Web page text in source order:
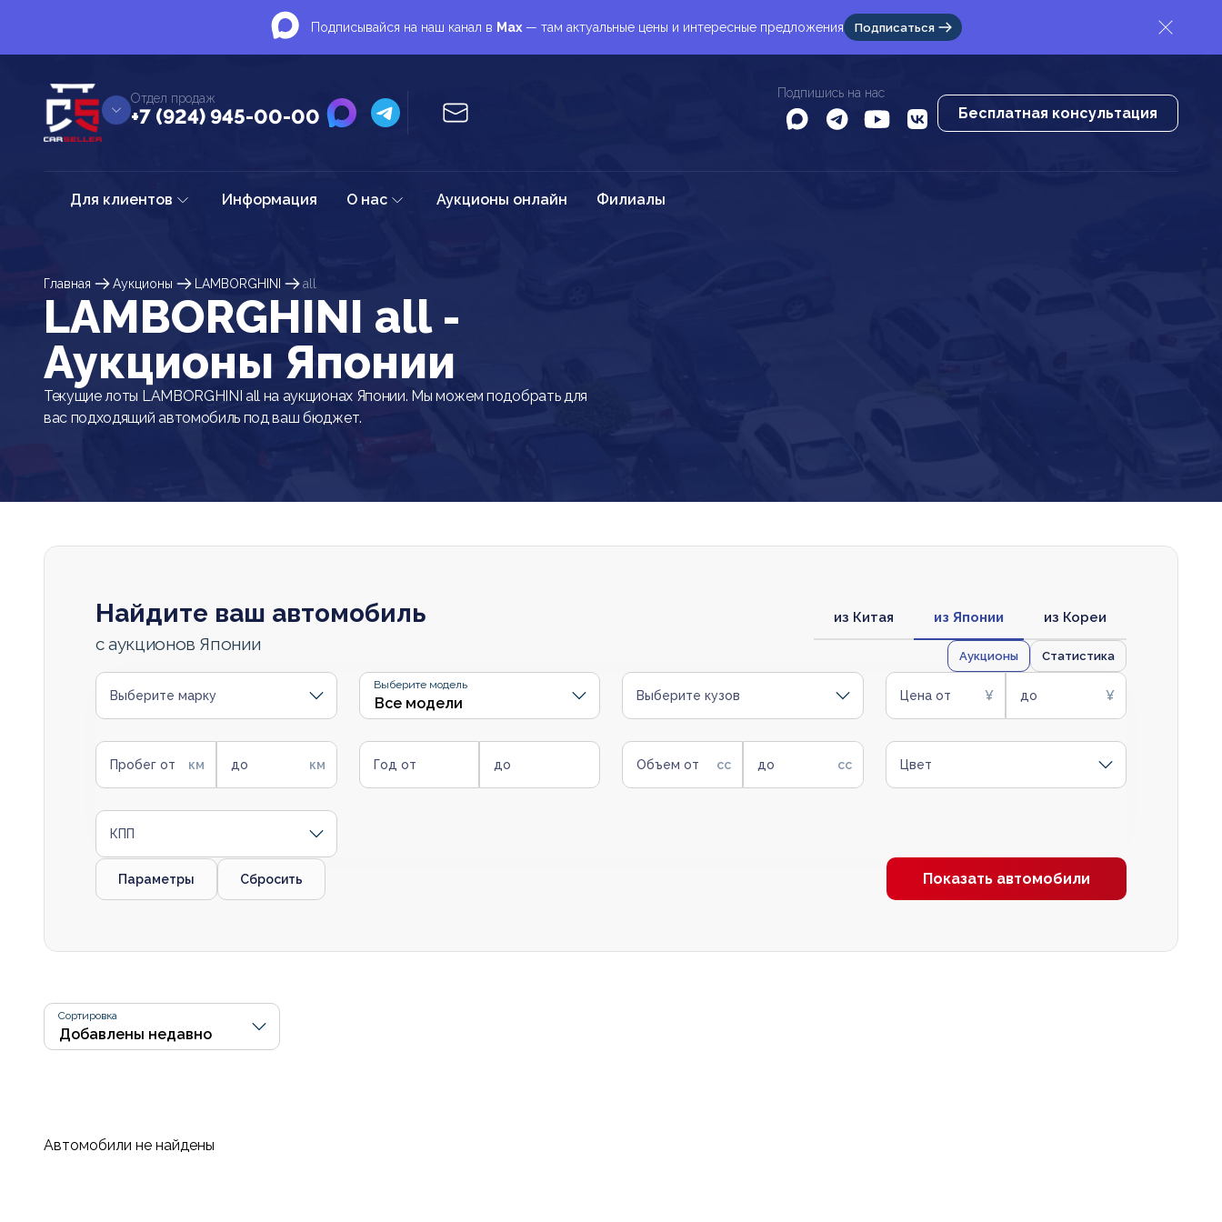
Подписывайся на наш канал в Max — там актуальные цены и интересные предложения Подписаться
Отдел продаж
+7 (924) 945-00-00
Подпишись на нас
Бесплатная консультация
Для клиентов Информация О нас Аукционы онлайн Филиалы
Главная Аукционы LAMBORGHINI all
LAMBORGHINI all -
Аукционы Японии
Текущие лоты LAMBORGHINI all на аукционах Японии. Мы можем подобрать для
вас подходящий автомобиль под ваш бюджет.
Найдите ваш автомобиль
с аукционов Японии
из Китая из Японии из Кореи
Аукционы Статистика
Выберите марку
Выберите модель
Выберите кузов Цена от до
Пробег от до Год от до Объем от до Цвет
КПП
Параметры Сбросить Показать автомобили
Сортировка
Автомобили не найдены